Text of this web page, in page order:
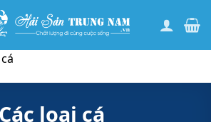
Các loại cá